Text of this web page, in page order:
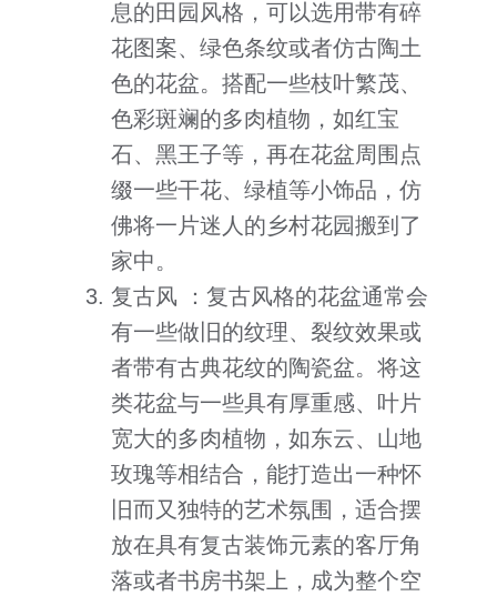
息的田园风格，可以选用带有碎
花图案、绿色条纹或者仿古陶土
色的花盆。搭配一些枝叶繁茂、
色彩斑斓的多肉植物，如红宝
石、黑王子等，再在花盆周围点
缀一些干花、绿植等小饰品，仿
佛将一片迷人的乡村花园搬到了
家中。
复古风 ：复古风格的花盆通常会
有一些做旧的纹理、裂纹效果或
者带有古典花纹的陶瓷盆。将这
类花盆与一些具有厚重感、叶片
宽大的多肉植物，如东云、山地
玫瑰等相结合，能打造出一种怀
旧而又独特的艺术氛围，适合摆
放在具有复古装饰元素的客厅角
落或者书房书架上，成为整个空